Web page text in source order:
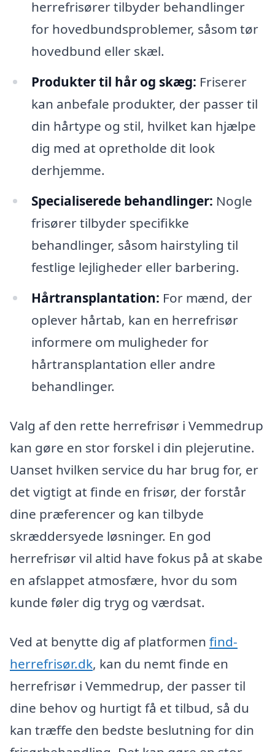
herrefrisører tilbyder behandlinger
for hovedbundsproblemer, såsom tør
hovedbund eller skæl.
Produkter til hår og skæg: Friserer
kan anbefale produkter, der passer til
din hårtype og stil, hvilket kan hjælpe
dig med at opretholde dit look
derhjemme.
Specialiserede behandlinger: Nogle
frisører tilbyder specifikke
behandlinger, såsom hairstyling til
festlige lejligheder eller barbering.
Hårtransplantation: For mænd, der
oplever hårtab, kan en herrefrisør
informere om muligheder for
hårtransplantation eller andre
behandlinger.
Valg af den rette herrefrisør i Vemmedrup
kan gøre en stor forskel i din plejerutine.
Uanset hvilken service du har brug for, er
det vigtigt at finde en frisør, der forstår
dine præferencer og kan tilbyde
skræddersyede løsninger. En god
herrefrisør vil altid have fokus på at skabe
en afslappet atmosfære, hvor du som
kunde føler dig tryg og værdsat.
Ved at benytte dig af platformen find-
herrefrisør.dk, kan du nemt finde en
herrefrisør i Vemmedrup, der passer til
dine behov og hurtigt få et tilbud, så du
kan træffe den bedste beslutning for din